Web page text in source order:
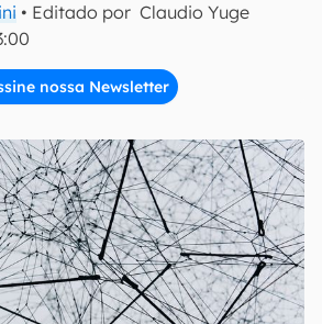
• Editado por Claudio Yuge
nossa Newsletter
Privacidade do Canaltech.